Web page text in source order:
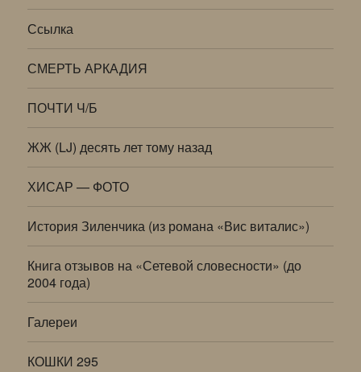
Ссылка
СМЕРТЬ АРКАДИЯ
ПОЧТИ Ч/Б
ЖЖ (LJ) десять лет тому назад
ХИСАР — ФОТО
История Зиленчика (из романа «Вис виталис»)
Книга отзывов на «Сетевой словесности» (до
2004 года)
Галереи
КОШКИ 295